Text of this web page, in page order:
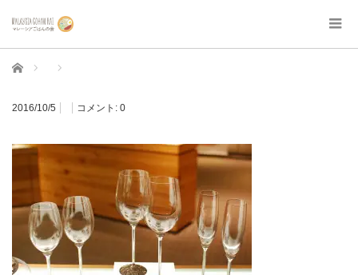
ホーム
2016/10/5 コメント: 0